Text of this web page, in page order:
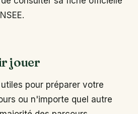
jouer
pour préparer votre
ou n'importe quel autre